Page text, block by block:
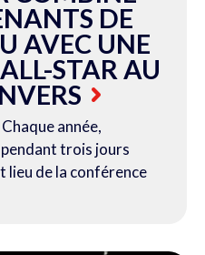
DE
AVEC UNE
STAR AU
année,
trois jours
lieu de la conférence